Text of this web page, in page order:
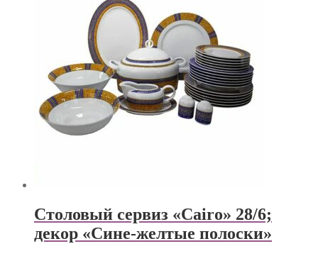
Столовый сервиз «Cairo» 28/6;
декор «Сине-желтые полоски»